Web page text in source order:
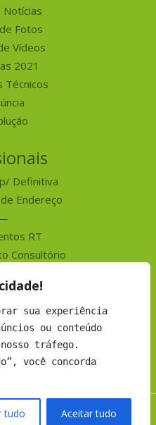
sua experiência
ou conteúdo
tráfego.
você concorda
tudo Aceitar tudo
Notícias
Fotos
Vídeos
2021
Técnicos
Definitiva
Endereço
RT
Consultório
Empresas
CRMV-MS
os direitos Reservados.